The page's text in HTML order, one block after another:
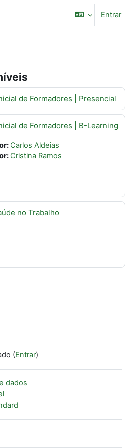
Entrar
de Formadores | Presencial
de Formadores | B-Learning
Carlos Aldeias
Cristina Ramos
no Trabalho
(Entrar)
dados